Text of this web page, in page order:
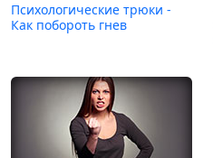
Психологические трюки -
Как побороть гнев